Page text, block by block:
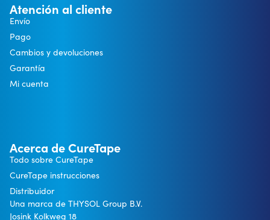
Atención al cliente
Envío
Pago
Cambios y devoluciones
Garantía
Mi cuenta
Acerca de CureTape
Todo sobre CureTape
CureTape instrucciones
Distribuidor
Una marca de THYSOL Group B.V.
Josink Kolkweg 18